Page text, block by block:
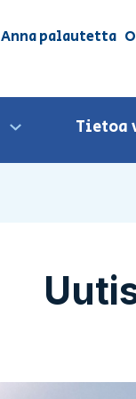
Anna palautetta
Avaa valikko
Tietoa